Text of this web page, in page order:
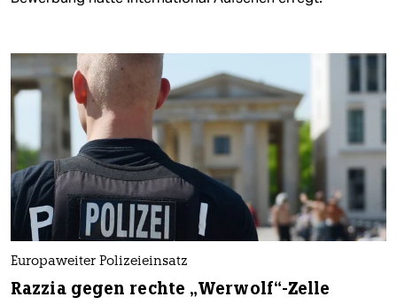
Europaweiter Polizeieinsatz
Razzia gegen rechte „Werwolf“-Zelle